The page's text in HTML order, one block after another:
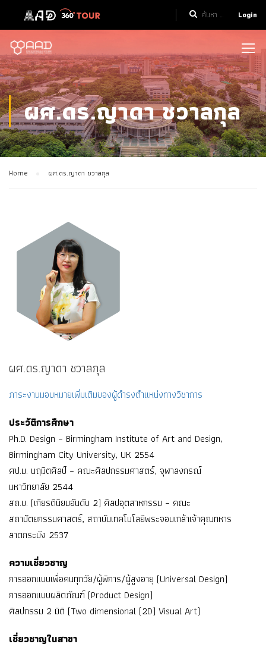
Login
ผศ.ดร.ญาดา ชวาลกุล
Home ผศ.ดร.ญาดา ชวาลกุล
ผศ.ดร.ญาดา ชวาลกุล
ภาระงานมอบหมายเพิ่มเติมของผู้ดำรงตำแหน่งทางวิชาการ
ประวัติการศึกษา
Ph.D. Design – Birmingham Institute of Art and Design,
Birmingham City University, UK 2554
ศป.ม. นฤมิตศิลป์ – คณะศิลปกรรมศาสตร์, จุฬาลงกรณ์
มหาวิทยาลัย 2544
สถ.บ. (เกียรตินิยมอันดับ 2) ศิลปอุตสาหกรรม – คณะ
สถาปัตยกรรมศาสตร์, สถาบันเทคโนโลยีพระจอมเกล้าเจ้าคุณทหาร
ลาดกระบัง 2537
ความเชี่ยวชาญ
การออกแบบเพื่อคนทุกวัย/ผู้พิการ/ผู้สูงอายุ (Universal Design)
การออกแบบผลิตภัณฑ์ (Product Design)
ศิลปกรรม 2 มิติ (Two dimensional (2D) Visual Art)
เชี่ยวชาญในสาขา